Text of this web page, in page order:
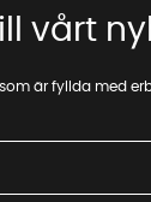
vårt
är fyllda med